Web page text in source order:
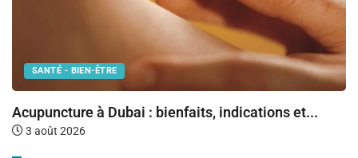
SANTÉ - BIEN-ÊTRE
Acupuncture à Dubai : bienfaits, indications et...
3 août 2026